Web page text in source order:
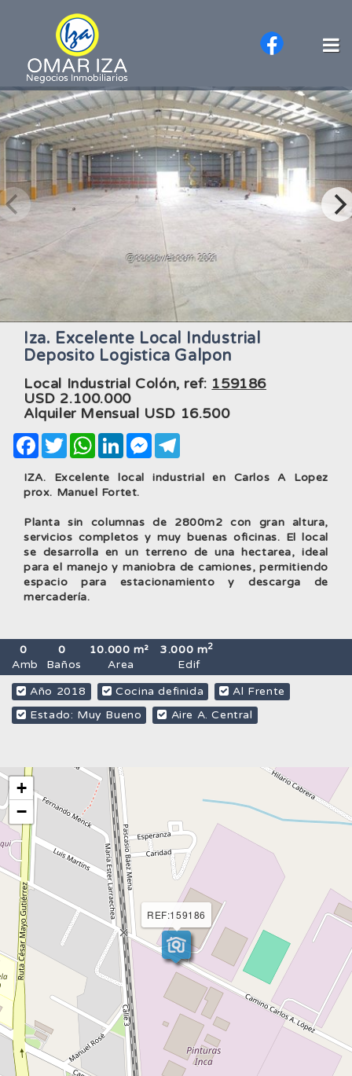
Iza. Excelente Local Industrial
Deposito Logistica Galpon
Local Industrial Colón, ref: 159186
USD 2.100.000
Alquiler Mensual USD 16.500
Facebook
TwitterWhatsApp
LinkedInMessenger
IZA. Excelente local industrial en Carlos A Lopez
prox. Manuel Fortet.
Planta sin columnas de 2800m2 con gran altura,
servicios completos y muy buenas oficinas. El local
se desarrolla en un terreno de una hectarea, ideal
para el manejo y maniobra de camiones, permitiendo
espacio para estacionamiento y descarga de
mercadería.
0
Amb
0
Baños
10.000 m²
Area
3.000 m2
Edif
Año 2018
Cocina definida
Al Frente
Estado: Muy Bueno
Aire A. Central
REF:159186
+
−